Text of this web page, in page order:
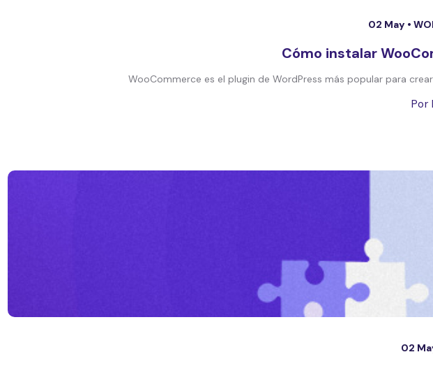
02 May •
Cómo instalar
WooCommerce es el plugin de WordPress más popular para
Por
02